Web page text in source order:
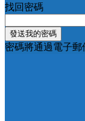
找回密碼
密碼將通過電子郵